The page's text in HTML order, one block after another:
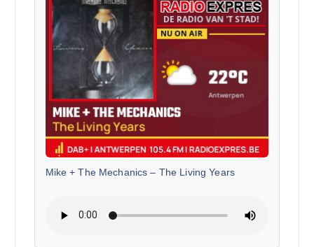
Mike + The Mechanics – The Living Years